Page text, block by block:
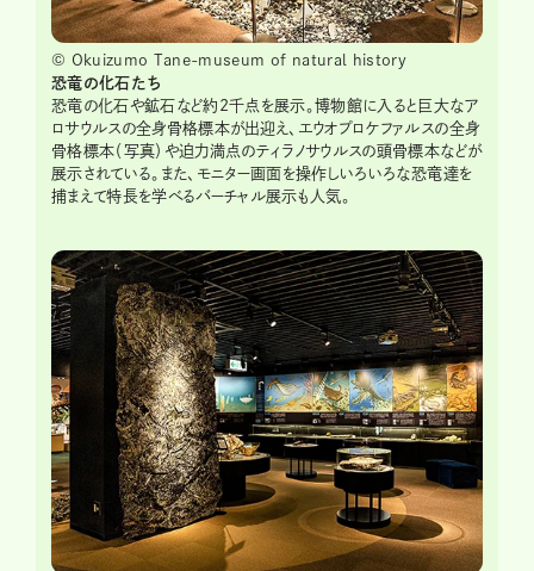
© Okuizumo Tane-museum of natural history
恐竜の化石たち
恐竜の化石や鉱石など約2千点を展示。博物館に入ると巨大なア
ロサウルスの全身骨格標本が出迎え、エウオプロケファルスの全身
骨格標本（写真）や迫力満点のティラノサウルスの頭骨標本などが
展示されている。また、モニター画面を操作しいろいろな恐竜達を
捕まえて特長を学べるバーチャル展示も人気。